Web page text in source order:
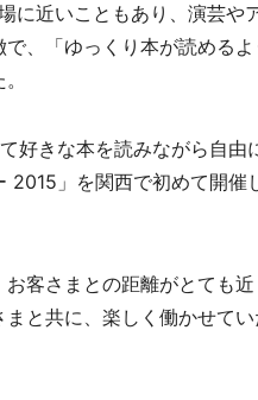
に近いこともあり、演芸や
、「ゆっくり本が読める
好きな本を読みながら自由
2015」を関西で初めて開
客さまとの距離がとても
と共に、楽しく働かせて